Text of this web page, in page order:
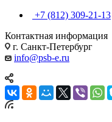
+7 (812) 309-21-13
Контактная информация
г. Санкт-Петербург
info@psb-e.ru